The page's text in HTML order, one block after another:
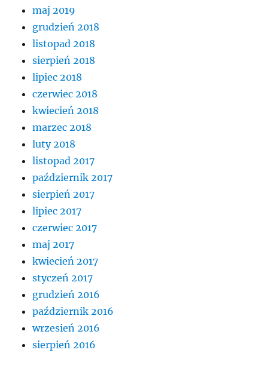
maj 2019
grudzień 2018
listopad 2018
sierpień 2018
lipiec 2018
czerwiec 2018
kwiecień 2018
marzec 2018
luty 2018
listopad 2017
październik 2017
sierpień 2017
lipiec 2017
czerwiec 2017
maj 2017
kwiecień 2017
styczeń 2017
grudzień 2016
październik 2016
wrzesień 2016
sierpień 2016